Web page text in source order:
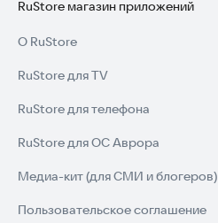
RuStore магазин приложений
О RuStore
RuStore для TV
RuStore для телефона
RuStore для ОС Аврора
Медиа-кит (для СМИ и блогеров)
Пользовательское соглашение